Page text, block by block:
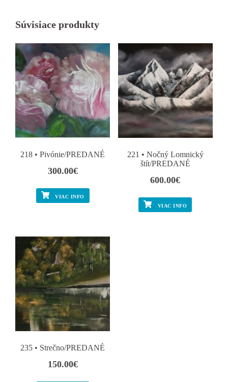
Súvisiace produkty
218 • Pivónie/PREDANÉ
300.00€
VIAC INFO
221 • Nočný Lomnický
štít/PREDANÉ
600.00€
VIAC INFO
235 • Strečno/PREDANÉ
150.00€